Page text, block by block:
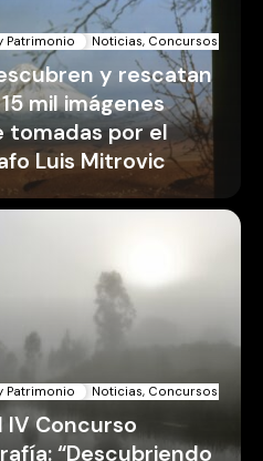
Patrimonio Noticias, Concursos y
y rescatan
mil imágenes
tomadas por el
Luis Mitrovic
Patrimonio Noticias, Concursos y
IV Concurso
“Descubriendo